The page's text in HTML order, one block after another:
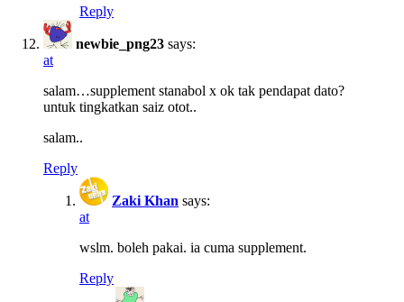
Reply
newbie_png23 says:
at
salam…supplement stanabol x ok tak pendapat dato?
untuk tingkatkan saiz otot..
salam..
Reply
Zaki Khan says:
at
wslm. boleh pakai. ia cuma supplement.
Reply